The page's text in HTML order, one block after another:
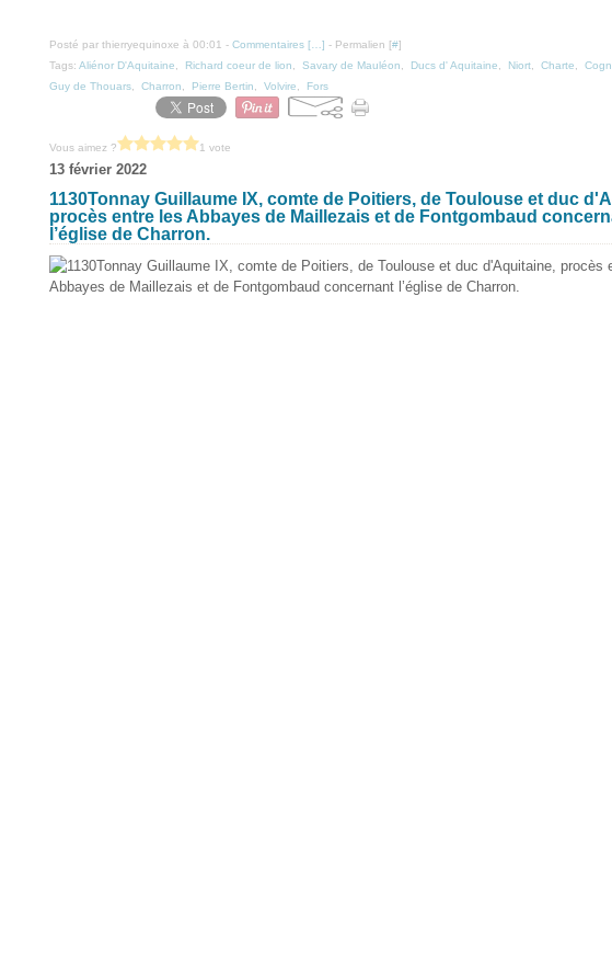
Posté par thierryequinoxe à 00:01 - Commentaires [ ] - Permalien [#]
Tags: Aliénor D'Aquitaine Richard coeur de lion Savary de Mauléon Ducs d' Aquitaine Niort Charte
Guy de Thouars
Charron Pierre Bertin Volvire Fors
Vous aimez ? 1 vote
13 février 2022
1130Tonnay Guillaume IX, comte de Poitiers, de Toulouse et duc
procès entre les Abbayes de Maillezais et de Fontgombaud
l’église de Charron.